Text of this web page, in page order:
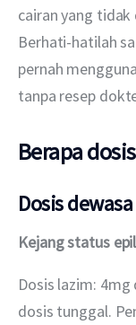
cairan yang
Berhati-hatilah
pernah
tanpa resep
Berapa
Dosis dewasa
Kejang status
Dosis lazim:
dosis tunggal.